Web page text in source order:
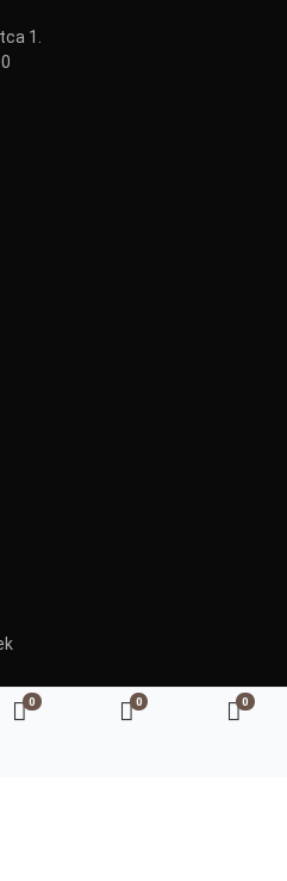
Kedvenc termékeim
0 Összehasonlítás
0 Kosár
0
1.